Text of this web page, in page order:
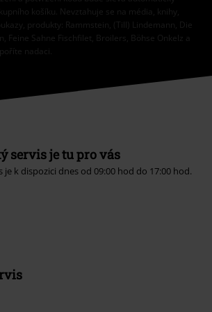
košíku. Nevztahuje se na média, knihy,
produkty: Rammstein, (Till) Lindemann, Die
Feine Sahne Fischfilet, Broilers, Böhse Onkelz a
nadaci.
servis je tu pro vás
je k dispozici dnes od 09:00 hod do 17:00 hod.